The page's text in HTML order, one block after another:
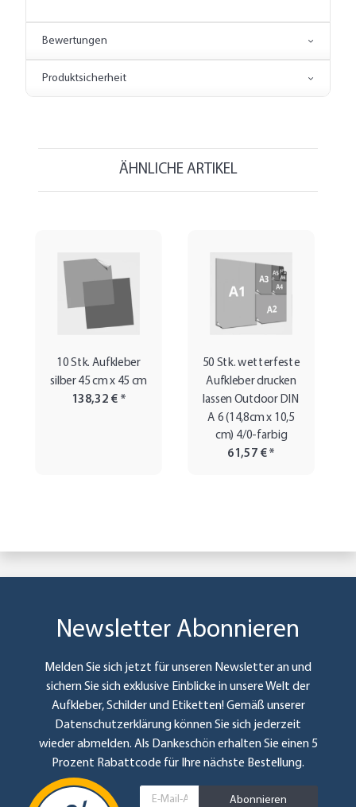
Bewertungen
Produktsicherheit
ÄHNLICHE ARTIKEL
10 Stk. Aufkleber
silber 45 cm x 45 cm
138,32 € *
50 Stk. wetterfeste
Aufkleber drucken
lassen Outdoor DIN
A 6 (14,8cm x 10,5
cm) 4/0-farbig
61,57 €*
Newsletter Abonnieren
Melden Sie sich jetzt für unseren Newsletter an und
sichern Sie sich exklusive Einblicke in unsere Welt der
Aufkleber, Schilder und Etiketten! Gemäß unserer
Datenschutzerklärungkönnen Sie sich jederzeit
wieder abmelden. Als Dankeschön erhalten Sie einen 5
Prozent Rabattcode für Ihre nächste Bestellung.
Abonnieren